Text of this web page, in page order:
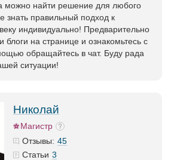
можно найти решение для любого
знать правильный подход к
индивидуально! Предварительно
блоги на странице и ознакомьтесь с
обращайтесь в чат. Буду рада
ситуации!
Николай
Магистр
Отзывы: 45
Статьи 3